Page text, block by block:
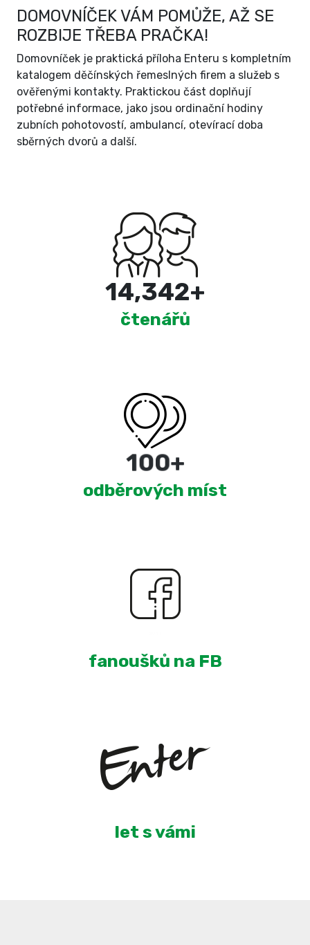
DOMOVNÍČEK VÁM POMŮŽE, AŽ SE
ROZBIJE TŘEBA PRAČKA!
Domovníček je praktická příloha Enteru s kompletním
katalogem děčínských řemeslných firem a služeb s
ověřenými kontakty. Praktickou část doplňují
potřebné informace, jako jsou ordinační hodiny
zubních pohotovostí, ambulancí, otevírací doba
sběrných dvorů a další.
15,000+
čtenářů
180+
odběrových míst
fanoušků na FB
let s vámi